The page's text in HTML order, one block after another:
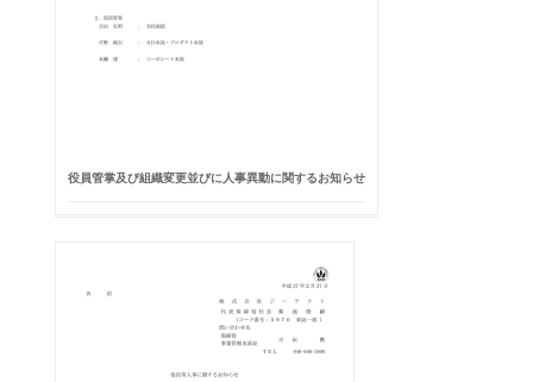
役員管掌及び組織変更並びに人事異動に関するお知らせ